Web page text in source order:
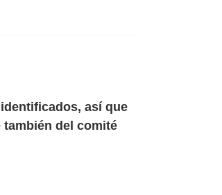
así que
también del comité